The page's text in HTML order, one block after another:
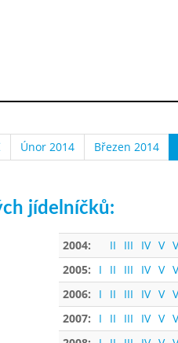
Únor 2014 Březen 2014
jídelníčků:
2004: II III IV V
2005:
I II III IV V
2006:
I II III IV V
2007:
I II III IV V